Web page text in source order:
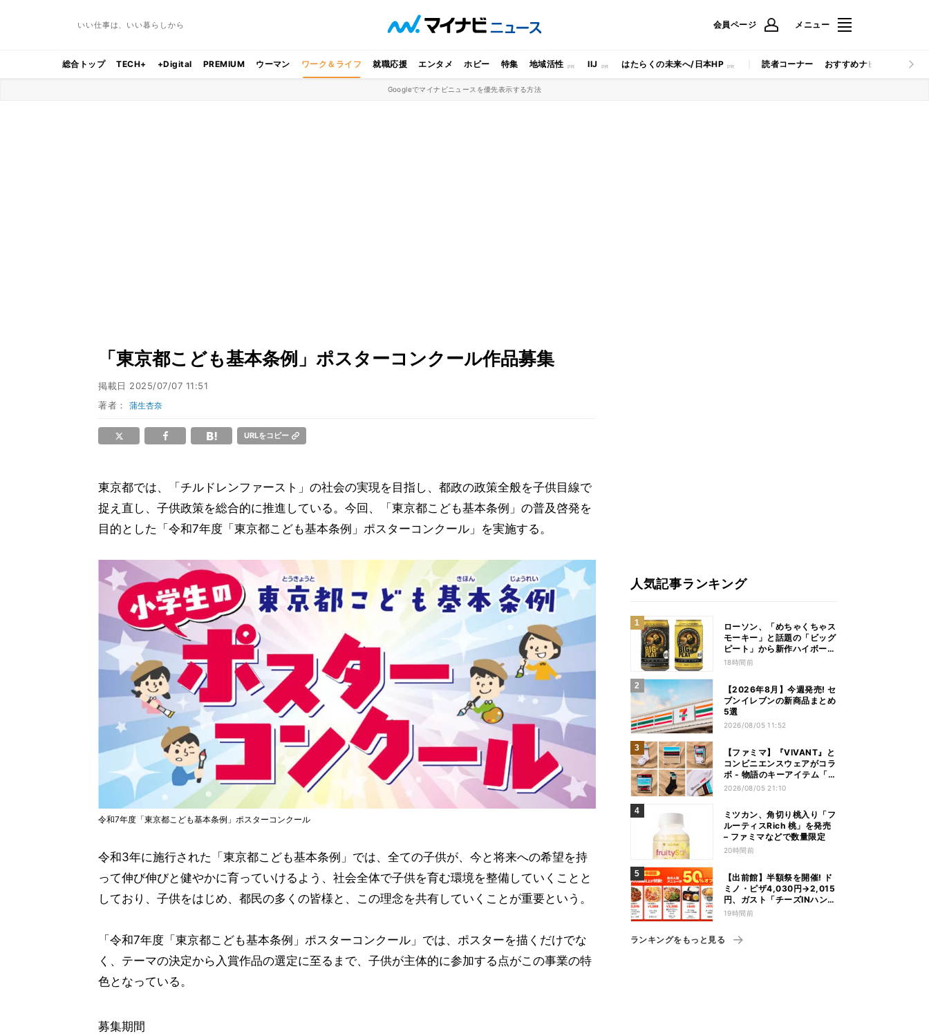
いい仕事は、いい暮らしから 会員ページ メニュー
総合トップ TECH+ +Digital PREMIUM ウーマン ワーク＆ライフ 就職応援 エンタメ ホビー 特集 地域活性 IIJ はたらくの未来へ/日本HP 読者コーナー おすすめナビ マイナビ
Googleでマイナビニュースを優先表示する方法
「東京都こども基本条例」ポスターコンクール作品募集
掲載日 2025/07/07 11:51
著者：蒲生杏奈
URLをコピー
東京都では、「チルドレンファースト」の社会の実現を目指し、都政の政策全般を子供目線で
捉え直し、子供政策を総合的に推進している。今回、「東京都こども基本条例」の普及啓発を
目的とした「令和7年度「東京都こども基本条例」ポスターコンクール」を実施する。
令和7年度「東京都こども基本条例」ポスターコンクール
令和3年に施行された「東京都こども基本条例」では、全ての子供が、今と将来への希望を持
って伸び伸びと健やかに育っていけるよう、社会全体で子供を育む環境を整備していくことと
しており、子供をはじめ、都民の多くの皆様と、この理念を共有していくことが重要という。
「令和7年度「東京都こども基本条例」ポスターコンクール」では、ポスターを描くだけでな
く、テーマの決定から入賞作品の選定に至るまで、子供が主体的に参加する点がこの事業の特
色となっている。
募集期間
人気記事ランキング
ローソン、「めちゃくちゃス
モーキー」と話題の「ビッグ
ピート」から新作ハイボール
缶＆ミニボトル発売
18時間前
【2026年8月】今週発売! セ
ブンイレブンの新商品まとめ
5選
2026/08/05 11:52
【ファミマ】『VIVANT』と
コンビニエンスウェアがコラ
ボ - 物語のキーアイテム「別
班饅頭」も発売
2026/08/05 21:10
ミツカン、角切り桃入り「フ
ルーティスRich 桃」を発売
– ファミマなどで数量限定
20時間前
【出前館】半額祭を開催! ド
ミノ・ピザ4,030円→2,015
円、ガスト「チーズINハンバ
ーグ」1,090円→540円...最
19時間前
ランキングをもっと見る